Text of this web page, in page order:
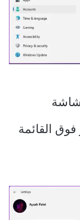
شاشة
فوق القائمة